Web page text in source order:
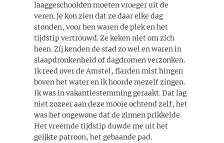
laaggeschoolden moeten vroeger uit de
veren. Je kon zien dat ze daar elke dag
stonden, voor hen waren de plek en het
tijdstip vertrouwd. Ze keken niet om zich
heen. Zíj kenden de stad zo wel en waren in
slaapdronkenheid of dagdromen verzonken.
Ik reed over de Amstel, flarden mist hingen
boven het water en ik hoorde mezelf zingen.
Ik was in vakantiestemming geraakt. Dat lag
niet zozeer aan deze mooie ochtend zelf, het
was het ongewone dat de zinnen prikkelde.
Het vreemde tijdstip duwde me uit het
geijkte patroon, het gebaande pad.